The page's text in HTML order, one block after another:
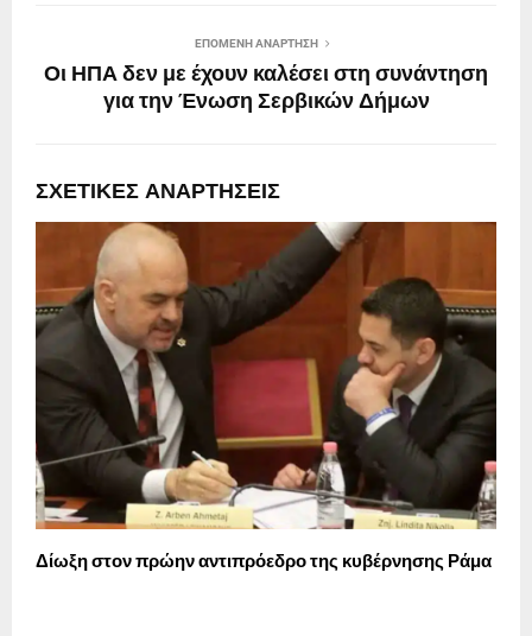
ΕΠΌΜΕΝΗ ΑΝΆΡΤΗΣΗ
Οι ΗΠΑ δεν με έχουν καλέσει στη συνάντηση
για την Ένωση Σερβικών Δήμων
ΣΧΕΤΙΚΈΣ ΑΝΑΡΤΉΣΕΙΣ
Δίωξη στον πρώην αντιπρόεδρο της κυβέρνησης Ράμα